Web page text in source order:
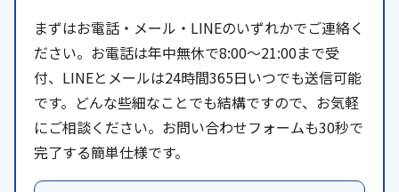
まずはお電話・メール・LINEのいずれかでご連絡く
ださい。お電話は年中無休で8:00〜21:00まで受
付、LINEとメールは24時間365日いつでも送信可能
です。どんな些細なことでも結構ですので、お気軽
にご相談ください。お問い合わせフォームも30秒で
完了する簡単仕様です。